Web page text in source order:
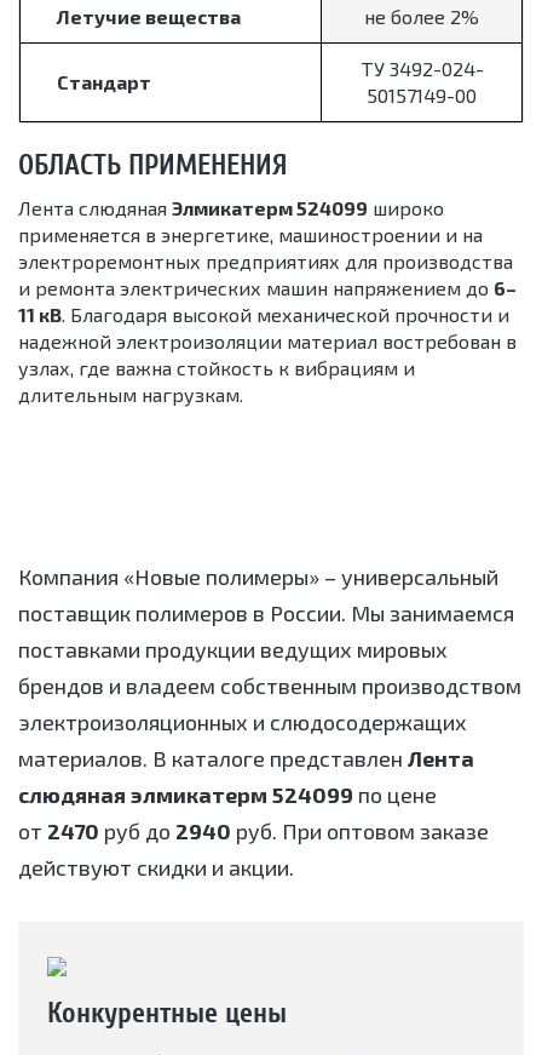
Летучие вещества не более 2%
Стандарт
ТУ 3492-024-
50157149-00
ОБЛАСТЬ ПРИМЕНЕНИЯ
Лента слюдяная Элмикатерм 524099 широко
применяется в энергетике, машиностроении и на
электроремонтных предприятиях для производства
и ремонта электрических машин напряжением до 6–
11 кВ. Благодаря высокой механической прочности и
надежной электроизоляции материал востребован в
узлах, где важна стойкость к вибрациям и
длительным нагрузкам.
Компания «Новые полимеры» – универсальный
поставщик полимеров в России. Мы занимаемся
поставками продукции ведущих мировых
брендов и владеем собственным производством
электроизоляционных и слюдосодержащих
материалов. В каталоге представлен Лента
слюдяная элмикатерм 524099 по цене
от 2470 руб до 2940 руб. При оптовом заказе
действуют скидки и акции.
Конкурентные цены